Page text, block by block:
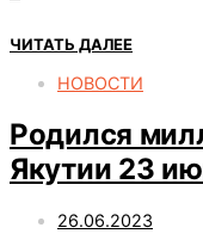
ЧИТАТЬ ДАЛЕЕ
НОВОСТИ
Родился
Якутии 23
26.06.2023